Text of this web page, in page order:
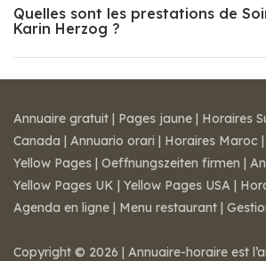
Quelles sont les prestations de
Karin Herzog ?
Annuaire gratuit | Pages jaune | Horaires
Canada | Annuario orari | Horaires Maroc |
Yellow Pages | Oeffnungszeiten firmen |
Yellow Pages UK | Yellow Pages USA |
Agenda en ligne | Menu restaurant |
Copyright © 2026 | Annuaire-horaire est